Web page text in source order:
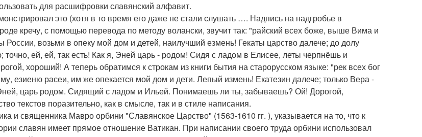
для расшифровки славянский алфавит.
это (хотя в то время его даже не стали слушать …. Надпись на надгробье в
кречу, с помощью перевода по методу волански, звучит так: "райский всех боже, выше Вима и
России, возьми в опеку мой дом и детей, наилучший езмень! Гекаты царство далече; до долу
ей, ей, так есть! Как я, Эней царь - родом! Сидя с ладом в Елисее, леты черпнёшь и
хороший! А теперь обратимся к строкам из книги бытия на старорусском языке: "рек всех бог
езиеню расеи, им же опекается мой дом и дети. Лепый измень! Екатезин далече; только Вера -
царь родом. Сидящий с ладом и Ильей. Понимаешь ли ты, забываешь? Ой! Дорогой,
текстов поразительно, как в смысле, так и в стиле написания.
и священника Мавро орбини "Славянское Царство" (1563-1610 гг. ), указывается на то, что к
славян имеет прямое отношение Ватикан. При написании своего труда орбини использовал